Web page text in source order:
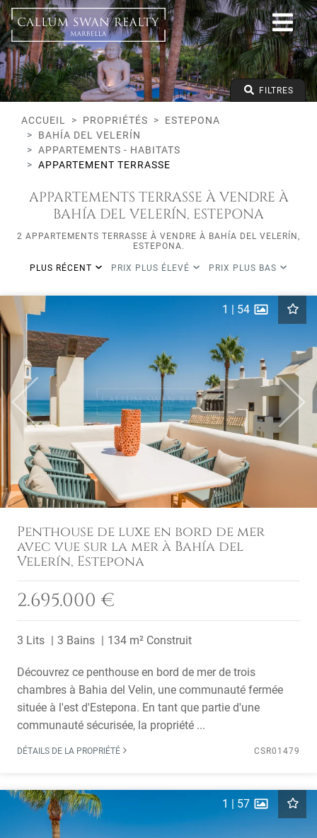
Tous les modes de vie
Estepona
Bahía del Velerín
Tous les types
Prix à partir de
Prix jusqu'à
Lits minimums FILTRES
ACCUEIL PROPRIÉTÉS
ESTEPONA
BAHÍA DEL VELERÍN
APPARTEMENTS - HABITATS
APPARTEMENT TERRASSE
APPARTEMENTS TERRASSE À VENDRE À
BAHÍA DEL VELERÍN, ESTEPONA
2 APPARTEMENTS TERRASSE À VENDRE À BAHÍA DEL VELERÍN,
ESTEPONA.
PLUS RÉCENT PRIX PLUS ÉLEVÉ PRIX PLUS BAS
Previous Next
1 | 54
Penthouse de luxe en bord de mer
avec vue sur la mer à Bahía del
Velerín, Estepona
2.695.000 €
3 Lits 3 Bains 134 m² Construit
Découvrez ce penthouse en bord de mer de trois
chambres à Bahia del Velin, une communauté fermée
située à l'est d'Estepona. En tant que partie d'une
communauté sécurisée, la propriété ...
DÉTAILS DE LA PROPRIÉTÉ CSR01479
1 | 57